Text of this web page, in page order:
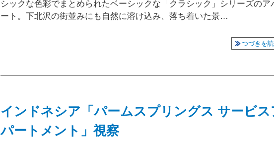
シックな色彩でまとめられたベーシックな「クラシック」シリーズのア
ート。下北沢の街並みにも自然に溶け込み、落ち着いた景…
つづきを
インドネシア「パームスプリングス サービス
パートメント」視察